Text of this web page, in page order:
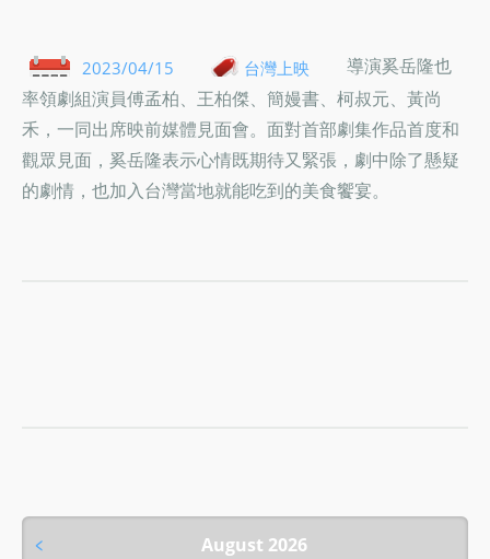
2023/04/15 台灣上映
導演奚岳隆也
率領劇組演員傅孟柏、王柏傑、簡嫚書、柯叔元、黃尚
禾，一同出席映前媒體見面會。面對首部劇集作品首度和
觀眾見面，奚岳隆表示心情既期待又緊張，劇中除了懸疑
的劇情，也加入台灣當地就能吃到的美食饗宴。
August 2026
﹤